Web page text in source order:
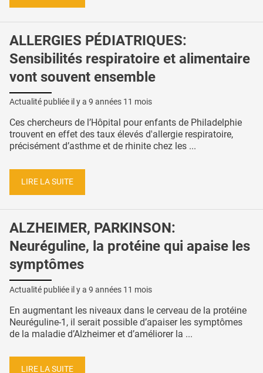
ALLERGIES PÉDIATRIQUES:
Sensibilités respiratoire et alimentaire
vont souvent ensemble
Actualité publiée il y a 9 années 11 mois
Ces chercheurs de l’Hôpital pour enfants de Philadelphie
trouvent en effet des taux élevés d'allergie respiratoire,
précisément d’asthme et de rhinite chez les ...
LIRE LA SUITE
ALZHEIMER, PARKINSON:
Neuréguline, la protéine qui apaise les
symptômes
Actualité publiée il y a 9 années 11 mois
En augmentant les niveaux dans le cerveau de la protéine
Neuréguline-1, il serait possible d’apaiser les symptômes
de la maladie d’Alzheimer et d’améliorer la ...
LIRE LA SUITE